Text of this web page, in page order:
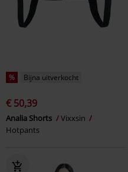
% Bijna uitverkocht
€ 50,39
Analia Shorts
Vixxsin
Hotpants